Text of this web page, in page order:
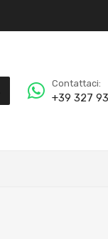
Contattaci:
+39 327